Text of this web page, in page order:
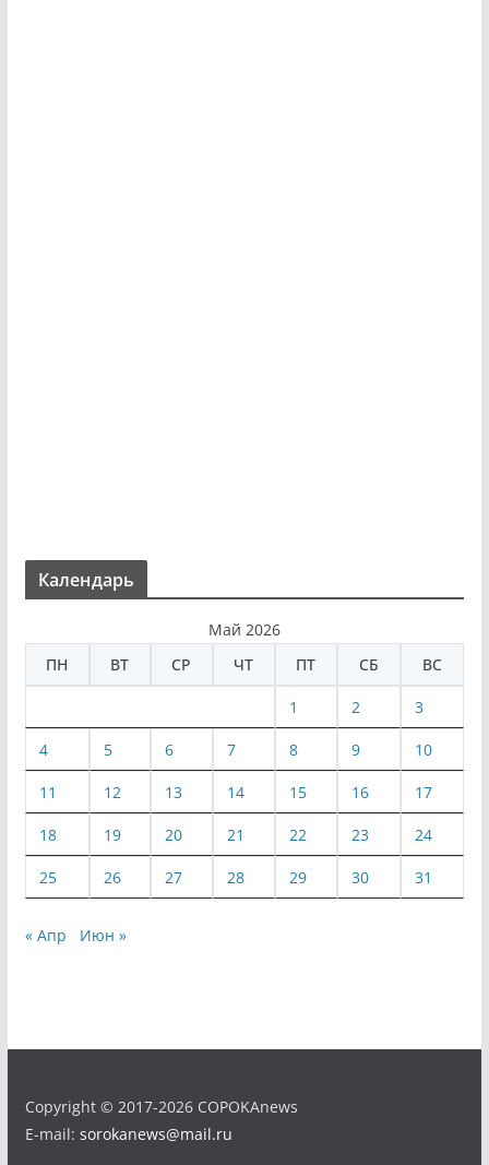
Календарь
Май 2026
ПН
ВТ СР ЧТ ПТ СБ ВС
1 2 3
4 5 6 7 8 9 10
11 12 13 14 15 16 17
18 19 20 21 22 23 24
25 26 27 28 29 30 31
« Апр Июн »
Copyright © 2017-2026 COPOKAnews
E-mail: sorokanews@mail.ru